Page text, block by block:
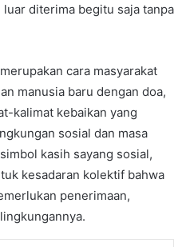
diterima begitu saja tanpa
cara masyarakat
manusia baru dengan doa,
kalimat kebaikan yang
sosial dan masa
kasih sayang sosial,
kesadaran kolektif bahwa
penerimaan,